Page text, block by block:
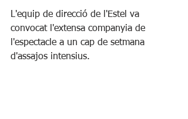
L'equip de direcció de l'Estel va
convocat l'extensa companyia de
l'espectacle a un cap de setmana
d'assajos intensius.